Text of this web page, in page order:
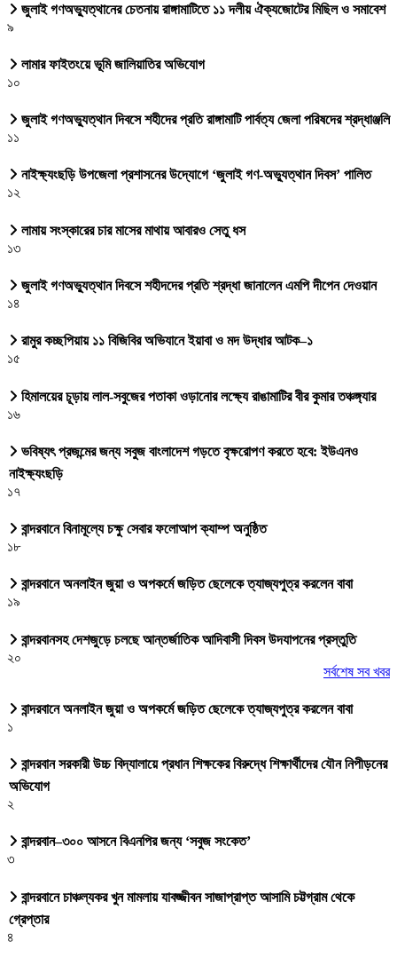
জুলাই গণঅভ্যুত্থানের চেতনায় রাঙ্গামাটিতে ১১ দলীয় ঐক্যজোটের মিছিল ও সমাবেশ
৯
লামার ফাইতংয়ে ভূমি জালিয়াতির অভিযোগ
১০
জুলাই গণঅভ্যুত্থান দিবসে শহীদের প্রতি রাঙ্গামাটি পার্বত্য জেলা পরিষদের শ্রদ্ধাঞ্জলি
১১
নাইক্ষ্যংছড়ি উপজেলা প্রশাসনের উদ্যোগে ‘জুলাই গণ-অভ্যুত্থান দিবস’ পালিত
১২
লামায় সংস্কারের চার মাসের মাথায় আবারও সেতু ধস
১৩
জুলাই গণঅভ্যুত্থান দিবসে শহীদদের প্রতি শ্রদ্ধা জানালেন এমপি দীপেন দেওয়ান
১৪
রামুর কচ্ছপিয়ায় ১১ বিজিবির অভিযানে ইয়াবা ও মদ উদ্ধার আটক–১
১৫
হিমালয়ের চূড়ায় লাল-সবুজের পতাকা ওড়ানোর লক্ষ্যে রাঙামাটির বীর কুমার তঞ্চঙ্গ্যার
১৬
ভবিষ্যৎ প্রজন্মের জন্য সবুজ বাংলাদেশ গড়তে বৃক্ষরোপণ করতে হবে: ইউএনও
নাইক্ষ্যংছড়ি
১৭
বান্দরবানে বিনামূল্যে চক্ষু সেবার ফলোআপ ক্যাম্প অনুষ্ঠিত
১৮
বান্দরবানে অনলাইন জুয়া ও অপকর্মে জড়িত ছেলেকে ত্যাজ্যপুত্র করলেন বাবা
১৯
বান্দরবানসহ দেশজুড়ে চলছে আন্তর্জাতিক আদিবাসী দিবস উদযাপনের প্রস্তুতি
২০
সর্বশেষ সব খবর
বান্দরবানে অনলাইন জুয়া ও অপকর্মে জড়িত ছেলেকে ত্যাজ্যপুত্র করলেন বাবা
১
বান্দরবান সরকারী উচ্চ বিদ্যালায়ে প্রধান শিক্ষকের বিরুদ্ধে শিক্ষার্থীদের যৌন নিপীড়নের
অভিযোগ
২
বান্দরবান–৩০০ আসনে বিএনপির জন্য ‘সবুজ সংকেত’
৩
বান্দরবানে চাঞ্চল্যকর খুন মামলায় যাবজ্জীবন সাজাপ্রাপ্ত আসামি চট্টগ্রাম থেকে
গ্রেপ্তার
৪